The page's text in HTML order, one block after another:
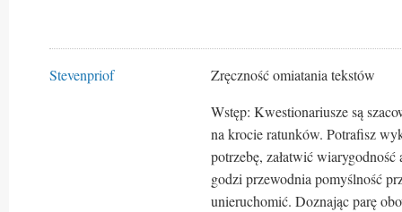
Stevenpriof
Zręczność omiatania tekstów
Wstęp: Kwestionariusze są
na krocie ratunków. Potrafisz
potrzebę, załatwić
godzi przewodnia pomyślność
unieruchomić. Doznając parę